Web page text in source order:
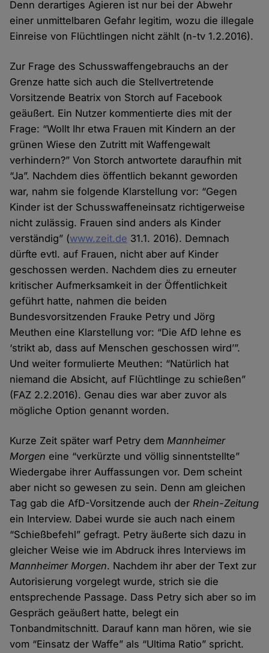
Denn derartiges Agieren ist nur bei der Abwehr
einer unmittelbaren Gefahr legitim, wozu die illegale
Einreise von Flüchtlingen nicht zählt (n-tv 1.2.2016).
Zur Frage des Schusswaffengebrauchs an der
Grenze hatte sich auch die Stellvertretende
Vorsitzende Beatrix von Storch auf Facebook
geäußert. Ein Nutzer kommentierte dies mit der
Frage: “Wollt Ihr etwa Frauen mit Kindern an der
grünen Wiese den Zutritt mit Waffengewalt
verhindern?” Von Storch antwortete daraufhin mit
“Ja”. Nachdem dies öffentlich bekannt geworden
war, nahm sie folgende Klarstellung vor: “Gegen
Kinder ist der Schusswaffeneinsatz richtigerweise
nicht zulässig. Frauen sind anders als Kinder
verständig” (www.zeit.de 31.1. 2016). Demnach
dürfte evtl. auf Frauen, nicht aber auf Kinder
geschossen werden. Nachdem dies zu erneuter
kritischer Aufmerksamkeit in der Öffentlichkeit
geführt hatte, nahmen die beiden
Bundesvorsitzenden Frauke Petry und Jörg
Meuthen eine Klarstellung vor: “Die AfD lehne es
‘strikt ab, dass auf Menschen geschossen wird’”.
Und weiter formulierte Meuthen: “Natürlich hat
niemand die Absicht, auf Flüchtlinge zu schießen”
(FAZ 2.2.2016). Genau dies war aber zuvor als
mögliche Option genannt worden.
Kurze Zeit später warf Petry demMannheimer
Morgen eine “verkürzte und völlig sinnentstellte”
Wiedergabe ihrer Auffassungen vor. Dem scheint
aber nicht so gewesen zu sein. Denn am gleichen
Tag gab die AfD-Vorsitzende auch derRhein-Zeitung
ein Interview. Dabei wurde sie auch nach einem
“Schießbefehl” gefragt. Petry äußerte sich dazu in
gleicher Weise wie im Abdruck ihres Interviews im
Mannheimer Morgen. Nachdem ihr aber der Text zur
Autorisierung vorgelegt wurde, strich sie die
entsprechende Passage. Dass Petry sich aber so im
Gespräch geäußert hatte, belegt ein
Tonbandmitschnitt. Darauf kann man hören, wie sie
vom “Einsatz der Waffe” als “Ultima Ratio” spricht.